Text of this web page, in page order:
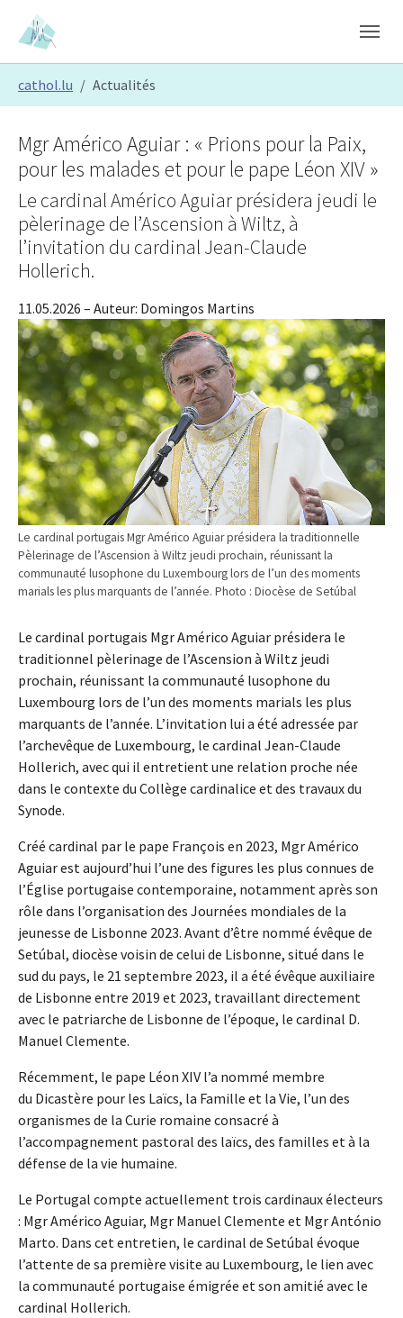
Skip to main content
Skip to page footer
cathol.lu Actualités
Le cardinal portugais Mgr Américo Aguiar présidera la traditionnelle
Pèlerinage de l’Ascension à Wiltz jeudi prochain, réunissant la
communauté lusophone du Luxembourg lors de l’un des moments
marials les plus marquants de l’année. Photo : Diocèse de Setúbal
Mgr Américo Aguiar : « Prions pour la Paix,
pour les malades et pour le pape Léon XIV »
Le cardinal Américo Aguiar présidera jeudi le
pèlerinage de l’Ascension à Wiltz, à
l’invitation du cardinal Jean-Claude
Hollerich.
11.05.2026 – Auteur: Domingos Martins
Le cardinal portugais Mgr Américo Aguiar présidera le
traditionnel pèlerinage de l’Ascension à Wiltz jeudi
prochain, réunissant la communauté lusophone du
Luxembourg lors de l’un des moments marials les plus
marquants de l’année. L’invitation lui a été adressée par
l’archevêque de Luxembourg, le cardinal Jean-Claude
Hollerich, avec qui il entretient une relation proche née
dans le contexte du Collège cardinalice et des travaux du
Synode.
Créé cardinal par le pape François en 2023, Mgr Américo
Aguiar est aujourd’hui l’une des figures les plus connues de
l’Église portugaise contemporaine, notamment après son
rôle dans l’organisation des Journées mondiales de la
jeunesse de Lisbonne 2023. Avant d’être nommé évêque de
Setúbal, diocèse voisin de celui de Lisbonne, situé dans le
sud du pays, le 21 septembre 2023, il a été évêque auxiliaire
de Lisbonne entre 2019 et 2023, travaillant directement
avec le patriarche de Lisbonne de l’époque, le cardinal D.
Manuel Clemente.
Récemment, le pape Léon XIV l’a nommé membre
du Dicastère pour les Laïcs, la Famille et la Vie, l’un des
organismes de la Curie romaine consacré à
l’accompagnement pastoral des laïcs, des familles et à la
défense de la vie humaine.
Le Portugal compte actuellement trois cardinaux électeurs
: Mgr Américo Aguiar, Mgr Manuel Clemente et Mgr António
Marto. Dans cet entretien, le cardinal de Setúbal évoque
l’attente de sa première visite au Luxembourg, le lien avec
la communauté portugaise émigrée et son amitié avec le
cardinal Hollerich.